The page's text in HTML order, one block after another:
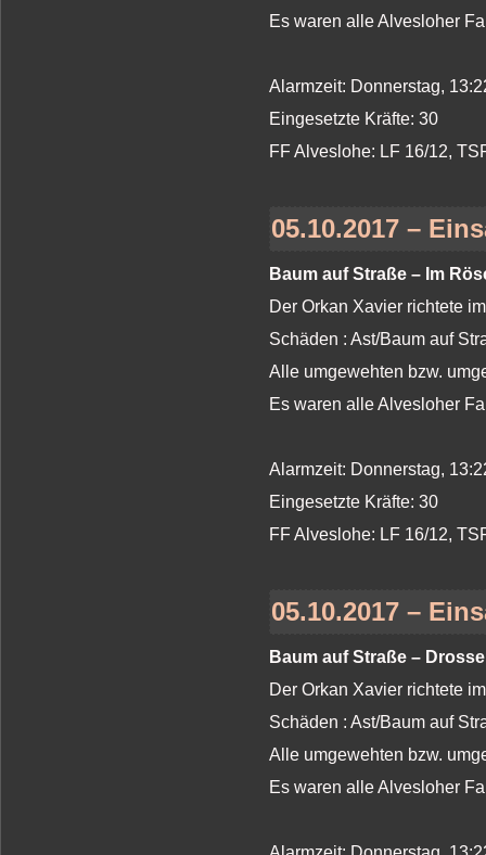
Es waren alle Alvesloher
Alarmzeit: Donnerstag,
Eingesetzte Kräfte: 30
FF Alveslohe: LF 16/12,
05.10.2017 –
Baum auf Straße – Im
Der Orkan Xavier richtete
Schäden : Ast/Baum auf
Alle umgewehten bzw.
Es waren alle Alvesloher
Alarmzeit: Donnerstag,
Eingesetzte Kräfte: 30
FF Alveslohe: LF 16/12,
05.10.2017 –
Baum auf Straße –
Der Orkan Xavier richtete
Schäden : Ast/Baum auf
Alle umgewehten bzw.
Es waren alle Alvesloher